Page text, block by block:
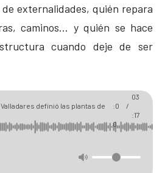
externalidades, quién repara
caminos… y quién se hace
cuando deje de ser
definió las plantas de
compleja"
:0
0
/
03
:17